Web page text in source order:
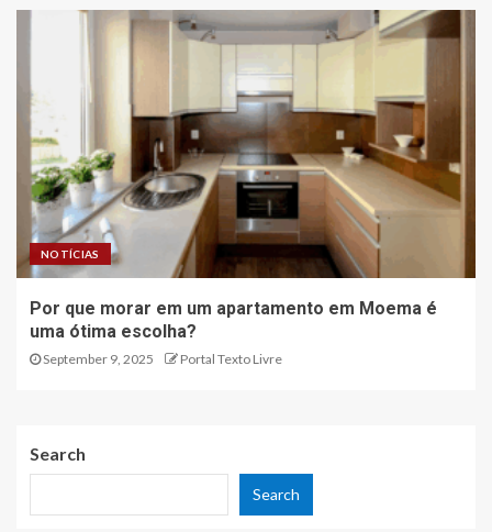
NOTÍCIAS
Por que morar em um apartamento em Moema é
uma ótima escolha?
September 9, 2025 Portal Texto Livre
Search
Search